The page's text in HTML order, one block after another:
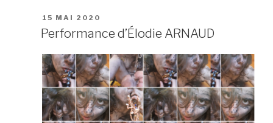
PUBLIÉ
LE
15 MAI 2020
Performance d’Élodie ARNAUD